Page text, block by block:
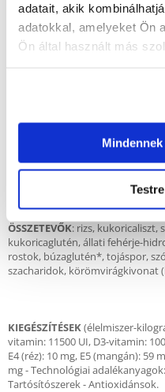
adatait, akik
adatokkal, amelyeket Ön
Ön által használt más
- Szívelégtelenség.
- Húgysavasító szerek használata.
Használat előtt konzultáljon
10 kg alatti súlyúaknál a
alkalmazni a diétát.
ÖSSZETEVŐK: rizs,
kukoricaglutén, állati fehérje-
rostok, búzaglutén*, tojáspor,
szacharidok, körömvirágkivonat
KIEGÉSZÍTÉSEK(élelmiszer-
vitamin: 11500 UI, D3-vitamin:
E4 (réz): 10 mg, E5 (mangán): 59
mg - Technológiai
Tartósítószerek - Antioxidánsok.